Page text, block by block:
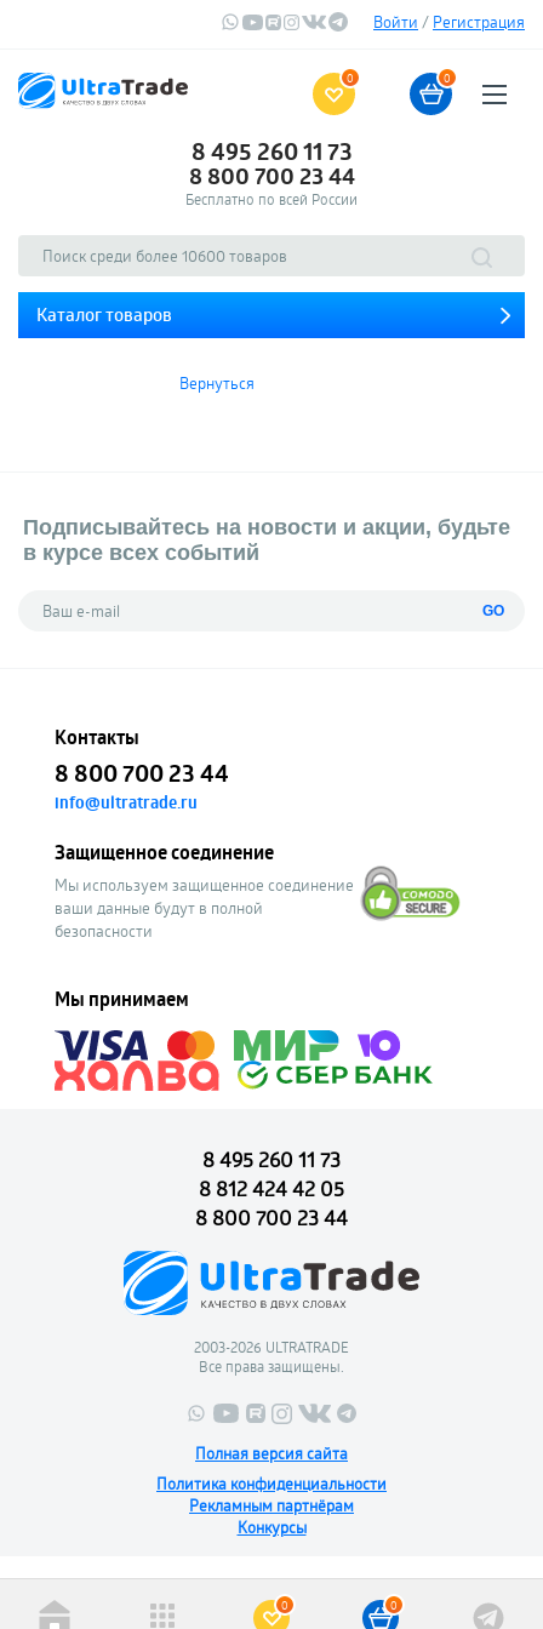
Войти / Регистрация
0 0
8 495 260 11 73
8 800 700 23 44
Бесплатно по всей России
Каталог товаров
Вернуться
Подписывайтесь на новости и акции, будьте
в курсе всех событий
GO
Контакты
8 800 700 23 44
info@ultratrade.ru
Защищенное соединение
Мы используем защищенное соединение
ваши данные будут в полной
безопасности
Мы принимаем
0 0
8 495 260 11 73
8 812 424 42 05
8 800 700 23 44
2003-2026 ULTRATRADE
Все права защищены.
Полная версия сайта
Политика конфиденциальности
Рекламным партнёрам
Конкурсы